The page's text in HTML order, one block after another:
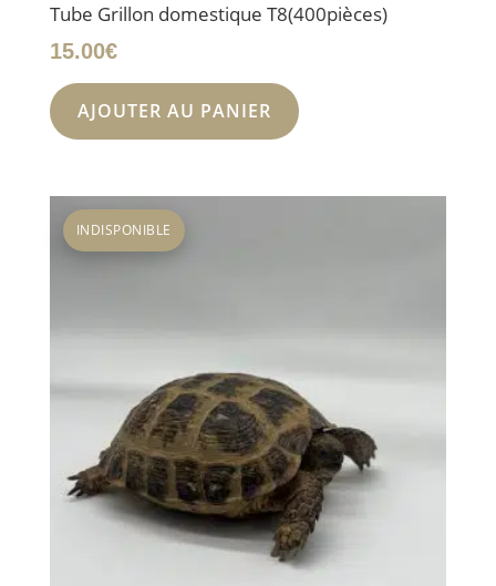
Tube Grillon domestique T8(400pièces)
15.00€
AJOUTER AU PANIER
INDISPONIBLE